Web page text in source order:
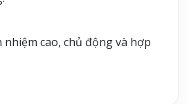
cao, chủ động và hợp